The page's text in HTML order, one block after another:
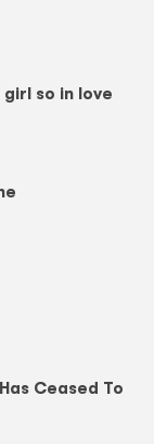
so in love
Ceased To